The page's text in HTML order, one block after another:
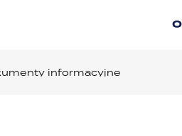
informacyjne